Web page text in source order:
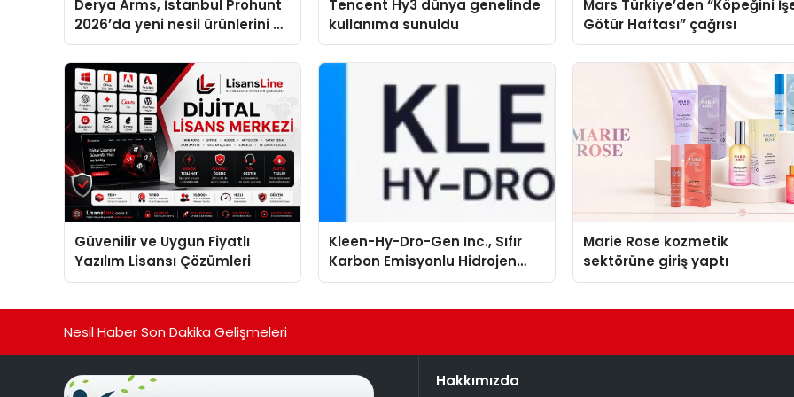
Derya Arms, İstanbul Prohunt
2026’da yeni nesil ürünlerini ve
global marka vizyonunu
sergiledi
Tencent Hy3 dünya genelinde
kullanıma sunuldu
Mars Türkiye’den “Köpeğini
Götür Haftası” çağrısı
Güvenilir ve Uygun Fiyatlı
Yazılım Lisansı Çözümleri
Kleen-Hy-Dro-Gen Inc., Sıfır
Karbon Emisyonlu Hidrojen
Isıtma Teknolojisinde ISO ve
Marie Rose kozmetik
sektörüne giriş yaptı
Nesil Haber Son Dakika Gelişmeleri
Hakkımızda